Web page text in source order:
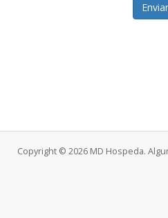
Enviar
Copyright © 2026 MD Hospeda.